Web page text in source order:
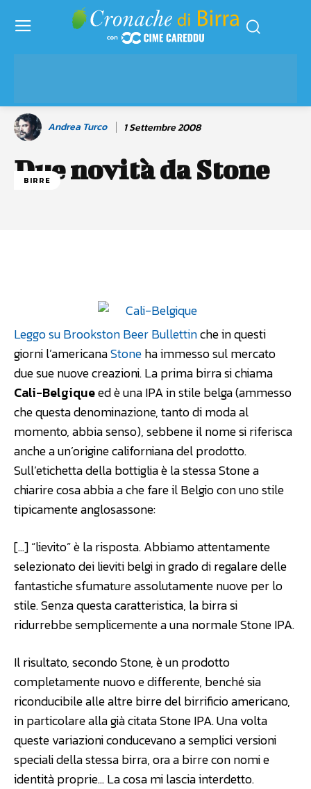
Andrea Turco 1 Settembre 2008
Due novità da Stone
BIRRE
Leggo su Brookston Beer Bullettinche in questi
giorni l’americanaStoneha immesso sul mercato
due sue nuove creazioni. La prima birra si chiama
Cali-Belgiqueed è una IPA in stile belga (ammesso
che questa denominazione, tanto di moda al
momento, abbia senso), sebbene il nome si riferisca
anche a un’origine californiana del prodotto.
Sull’etichetta della bottiglia è la stessa Stone a
chiarire cosa abbia a che fare il Belgio con uno stile
tipicamente anglosassone:
[…] “lievito” è la risposta. Abbiamo attentamente
selezionato dei lieviti belgi in grado di regalare delle
fantastiche sfumature assolutamente nuove per lo
stile. Senza questa caratteristica, la birra si
ridurrebbe semplicemente a una normale Stone IPA.
Il risultato, secondo Stone, è un prodotto
completamente nuovo e differente, benché sia
riconducibile alle altre birre del birrificio americano,
in particolare alla già citata Stone IPA. Una volta
queste variazioni conducevano a semplici versioni
speciali della stessa birra, ora a birre con nomi e
identità proprie… La cosa mi lascia interdetto.